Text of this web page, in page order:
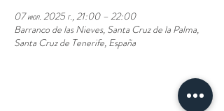
07 июл. 2025 г., 21:00 – 22:00
Barranco de las Nieves, Santa Cruz de la Palma,
Santa Cruz de Tenerife, España